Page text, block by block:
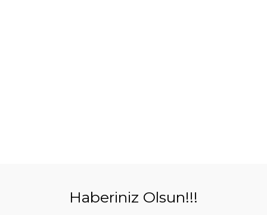
Haberiniz Olsun!!!